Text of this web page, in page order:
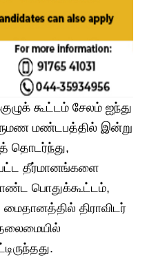
கூட்டம் சேலம் ஐந்து
மண்டபத்தில் இன்று
தொடர்ந்து,
தீர்மானங்களை
பொதுக்கூட்டம்,
திராவிடர்